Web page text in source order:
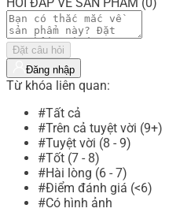
HỎI ĐÁP VỀ SẢN PHẨM (0)
Đặt câu hỏi
Đăng nhập
Từ khóa liên quan:
#Tất cả
#Trên cả tuyệt vời (9+)
#Tuyệt vời (8 - 9)
#Tốt (7 - 8)
#Hài lòng (6 - 7)
#Điểm đánh giá (<6)
#Có hình ảnh